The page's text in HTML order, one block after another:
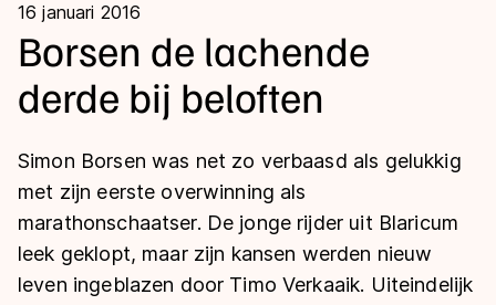
Kalender
Disciplines
Langebaan
Shorttrack
Inlineskaten
Uitslagen
Langebaan
Shorttrack
Marathon
Tijden & historie
Ranglijsten Langebaan
16 januari 2016
Borsen de lachende
derde bij beloften
Simon Borsen was net zo verbaasd als gelukkig
met zijn eerste overwinning als
marathonschaatser. De jonge rijder uit Blaricum
leek geklopt, maar zijn kansen werden nieuw
leven ingeblazen door Timo Verkaaik. Uiteindelijk